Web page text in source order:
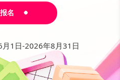
名
1日-2026年8月31日